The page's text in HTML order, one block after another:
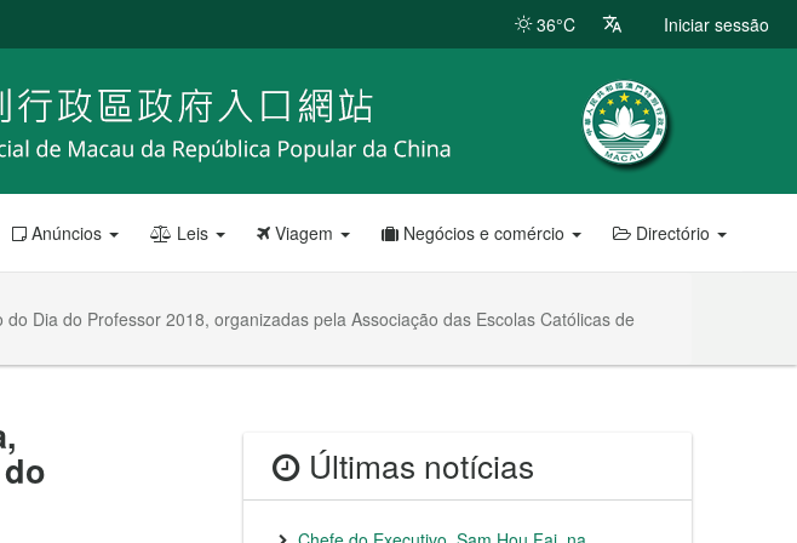
36°C Iniciar sessão
Anúncios Leis Viagem Negócios e comércio Directório
Dia do Professor 2018, organizadas pela Associação das Escolas Católicas de
Últimas notícias